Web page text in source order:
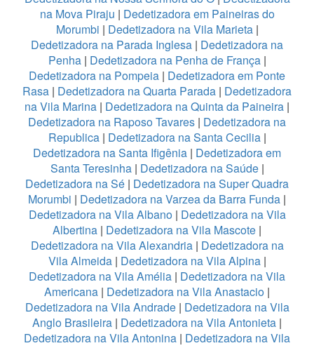
na Mova Piraju | Dedetizadora em Paineiras do
Morumbi | Dedetizadora na Vila Marieta|
Dedetizadora na Parada Inglesa | Dedetizadora na
Penha| Dedetizadora na Penha de França |
Dedetizadora na Pompeia | Dedetizadora em Ponte
Rasa | Dedetizadora na Quarta Parada | Dedetizadora
na Vila Marina | Dedetizadora na Quinta da Paineira |
Dedetizadora na Raposo Tavares | Dedetizadora na
Republica| Dedetizadora na Santa Cecilia|
Dedetizadora na Santa Ifigênia | Dedetizadora em
Santa Teresinha| Dedetizadora na Saúde|
Dedetizadora na Sé | Dedetizadora na Super Quadra
Morumbi | Dedetizadora na Varzea da Barra Funda |
Dedetizadora na Vila Albano| Dedetizadora na Vila
Albertina | Dedetizadora na Vila Mascote |
Dedetizadora na Vila Alexandria| Dedetizadora na
Vila Almeida | Dedetizadora na Vila Alpina |
Dedetizadora na Vila Amélia | Dedetizadora na Vila
Americana | Dedetizadora na Vila Anastacio |
Dedetizadora na Vila Andrade| Dedetizadora na Vila
Anglo Brasileira | Dedetizadora na Vila Antonieta |
Dedetizadora na Vila Antonina | Dedetizadora na Vila